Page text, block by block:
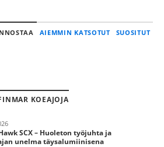
AIEMMIN KATSOTUT SUOSITUT
KOEAJOJA
SCX – Huoleton työjuhta ja
unelma täysalumiinisena